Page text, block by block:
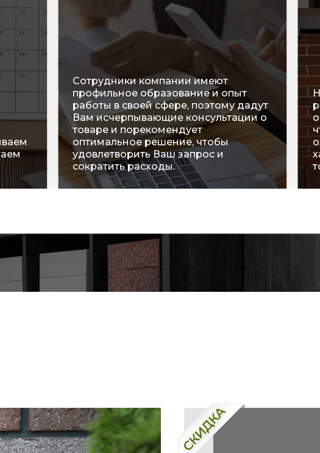
Сотрудники компании имеют
профильное образование и опыт
работы в своей сфере, поэтому дадут
Вам исчерпывающие консультации о
товаре и порекомендует
оптимальное решение, чтобы
удовлетворить Ваш запрос и
сократить расходы.